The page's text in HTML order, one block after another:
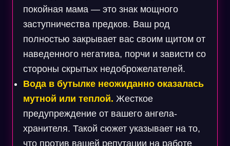
покойная мама — это знак мощного
заступничества предков. Ваш род
полностью закрывает вас своим щитом от
наведенного негатива, порчи и зависти со
стороны скрытых недоброжелателей.
Вода в бутылке неожиданно оказалась
мутной или теплой. Жесткое
предупреждение от вашего ангела-
хранителя. Такой сюжет указывает на то,
что против вашей репутации на работе